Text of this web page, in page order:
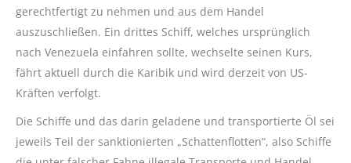
gerechtfertigt zu nehmen und aus dem Handel
auszuschließen. Ein drittes Schiff, welches ursprünglich
nach Venezuela einfahren sollte, wechselte seinen Kurs,
fährt aktuell durch die Karibik und wird derzeit von US-
Kräften verfolgt.
Die Schiffe und das darin geladene und transportierte Öl sei
jeweils Teil der sanktionierten „Schattenflotten“, also Schiffe